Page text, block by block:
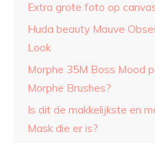
Extra grote foto op
Huda beauty Mauve
Look
Morphe 35M Boss Mood
Morphe Brushes?
Is dit de makkelijkste en
Mask die er is?